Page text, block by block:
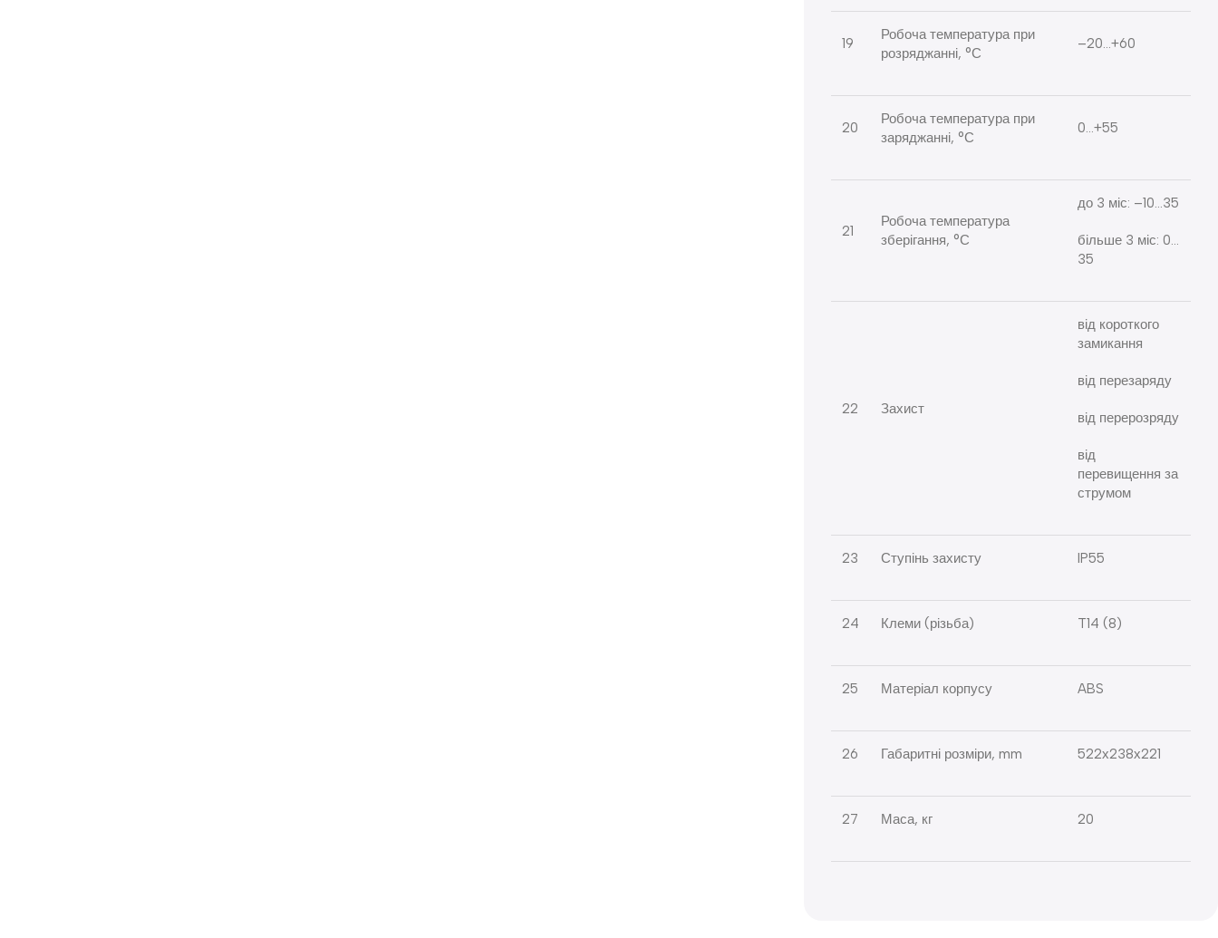
19
Робоча температура при
розряджанні, °С
–20…+60
20
Робоча температура при
заряджанні, °С
0…+55
21
Робоча температура
зберігання, °С
до 3 міс: –10…35
більше 3 міс: 0…
35
22 Захист
від короткого
замикання
від перезаряду
від перерозряду
від
перевищення за
струмом
23 Ступінь захисту IP55
24 Клеми (різьба) T14 (8)
25 Матеріал корпусу ABS
26 Габаритні розміри, mm 522х238х221
27 Маса, кг 20